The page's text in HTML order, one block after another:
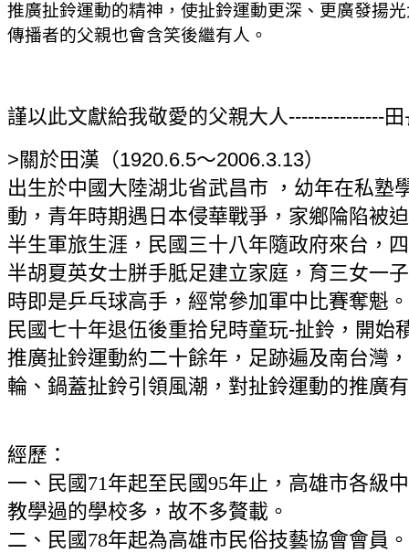
推廣扯鈴運動的精神，使扯鈴運動更深、更廣發揚
傳播者的父親也會含笑後繼有人。
謹以此文獻給我敬愛的父親大人---------------
>關於田漢（1920.6.5〜2006.3.13）
出生於中國大陸湖北省武昌市 ，幼年在私塾
動，青年時期遇日本侵華戰爭，家鄉陯陷被
半生軍旅生涯，民國三十八年隨政府來台，
半胡夏英女士胼手胝足建立家庭，育三女一
時即是乒乓球高手，經常參加軍中比賽奪魁。
民國七十年退伍後重拾兒時童玩-扯鈴，開始
推廣扯鈴運動約二十餘年，足跡遍及南台灣
輪、鍋蓋扯鈴引領風潮，對扯鈴運動的推廣
經歷：
一、民國71年起至民國95年止，高雄市各級
教學過的學校多，故不多贅載。
二、民國78年起為高雄市民俗技藝協會會員。